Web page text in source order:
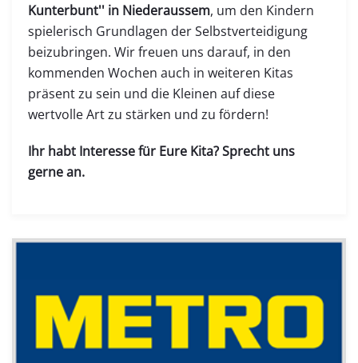
Kunterbunt'' in Niederaussem, um den Kindern
spielerisch Grundlagen der Selbstverteidigung
beizubringen. Wir freuen uns darauf, in den
kommenden Wochen auch in weiteren Kitas
präsent zu sein und die Kleinen auf diese
wertvolle Art zu stärken und zu fördern!
Ihr habt Interesse für Eure Kita? Sprecht uns
gerne an.